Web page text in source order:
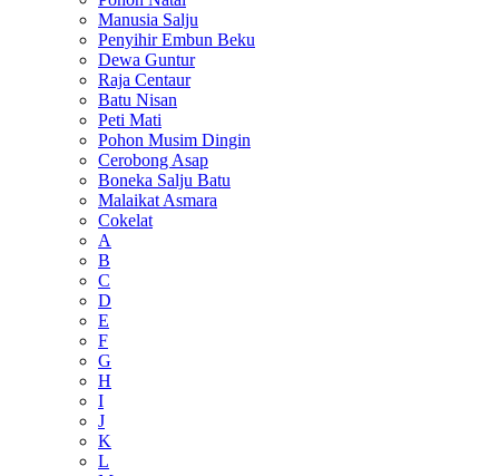
Manusia Salju
Penyihir Embun Beku
Dewa Guntur
Raja Centaur
Batu Nisan
Peti Mati
Pohon Musim Dingin
Cerobong Asap
Boneka Salju Batu
Malaikat Asmara
Cokelat
A
B
C
D
E
F
G
H
I
J
K
L